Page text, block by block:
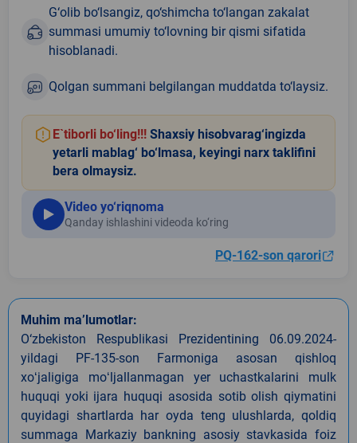
G‘olib bo‘lsangiz, qo‘shimcha to‘langan zakalat
summasi umumiy to‘lovning bir qismi sifatida
hisoblanadi.
Qolgan summani belgilangan muddatda to‘laysiz.
E`tiborli bo‘ling!!! Shaxsiy hisobvarag‘ingizda
yetarli mablag‘ bo‘lmasa, keyingi narx taklifini
bera olmaysiz.
Video yo‘riqnoma
Qanday ishlashini videoda ko‘ring
PQ-162-son qarori
Muhim ma’lumotlar:
O‘zbekiston Respublikasi Prezidentining 06.09.2024-
yildagi PF-135-son Farmoniga asosan qishloq
xoʻjaligiga moʻljallanmagan yer uchastkalarini mulk
huquqi yoki ijara huquqi asosida sotib olish qiymatini
quyidagi shartlarda har oyda teng ulushlarda, qoldiq
summaga Markaziy bankning asosiy stavkasida foiz